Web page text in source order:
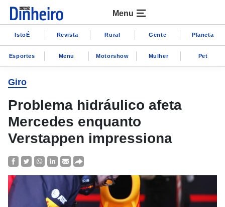
Menu
IstoÉ Revista Rural Gente Planeta
Esportes Menu Motorshow Mulher Pet
Giro
Problema hidráulico afeta
Mercedes enquanto
Verstappen impressiona